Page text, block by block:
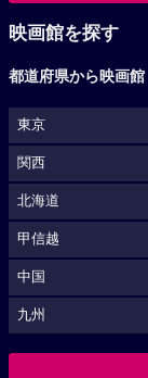
映画館を探す
都道府県から映画館
東京
関西
北海道
甲信越
中国
九州